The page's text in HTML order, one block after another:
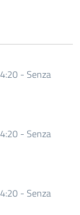
- Senza
- Senza
- Senza